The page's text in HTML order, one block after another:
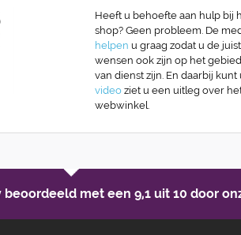
Heeft u behoefte aan hulp bij
shop? Geen probleem. De
helpen u graag zodat u de
wensen ook zijn op het
van dienst zijn. En daarbij
video ziet u een uitleg over
webwinkel.
beoordeeld met een 9,1 uit 10 door